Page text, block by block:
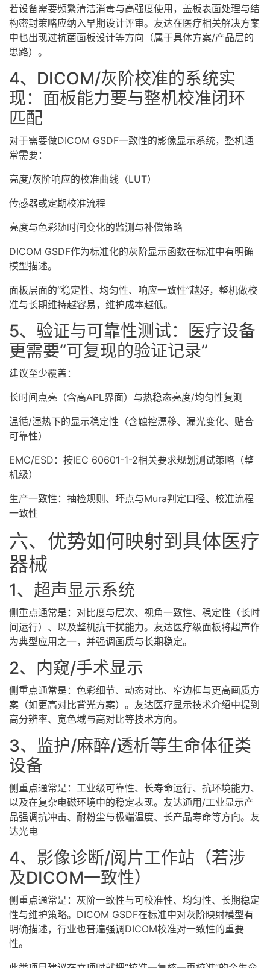
若设备需要频繁清洁消毒与高强度使用，盖板表面处理与结
构密封策略应纳入早期设计评审。友达在医疗相关解决方案
中也出现过抗菌面板设计等方向（属于具体方案/产品层的
思路）。
4、DICOM/灰阶校准的系统实
现：面板能力要与整机校准闭环
匹配
对于需要做DICOM GSDF一致性的影像显示系统，整机通
常需要：
亮度/灰阶响应的校准曲线（LUT）
传感器或定期校准流程
亮度与色彩随时间变化的监测与补偿策略
DICOM GSDF作为标准化的灰阶显示函数在标准中有明确
模型描述。
面板层面的“稳定性、均匀性、响应一致性”越好，整机做校
准与长期维持越容易，维护成本越低。
5、验证与可靠性测试：医疗设备
更需要“可复现的验证记录”
建议至少覆盖：
长时间点亮（含高APL界面）与热稳态亮度/均匀性复测
温循/湿热下的显示稳定性（含触控漂移、漏光变化、贴合
可靠性）
EMC/ESD：按IEC 60601-1-2相关要求规划测试策略（整
机级）
生产一致性：抽检规则、坏点与Mura判定口径、校准流程
一致性
六、优势如何映射到具体医疗
器械
1、超声显示系统
侧重点通常是：对比度与层次、视角一致性、稳定性（长时
间运行）、以及整机抗干扰能力。友达医疗级面板将超声作
为典型应用之一，并强调画质与长期稳定。
2、内窥/手术显示
侧重点通常是：色彩细节、动态对比、窄边框与更高画质方
案（如更高对比背光方案）。友达医疗显示技术介绍中提到
高分辨率、宽色域与高对比等技术方向。
3、监护/麻醉/透析等生命体征类
设备
侧重点通常是：工业级可靠性、长寿命运行、抗环境能力、
以及在复杂电磁环境中的稳定表现。友达通用/工业显示产
品强调抗冲击、耐粉尘与极端温度、长产品寿命等方向。友
达光电
4、影像诊断/阅片工作站（若涉
及DICOM一致性）
侧重点通常是：灰阶一致性与可校准性、均匀性、长期稳定
性与维护策略。DICOM GSDF在标准中对灰阶映射模型有
明确描述，行业也普遍强调DICOM校准对一致性的重要
性。